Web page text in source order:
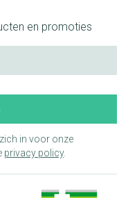
en promoties
in voor onze
privacy policy.